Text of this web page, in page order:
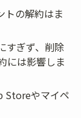
トの解約はま
すぎず、削除
には影響しま
Storeやマイペ